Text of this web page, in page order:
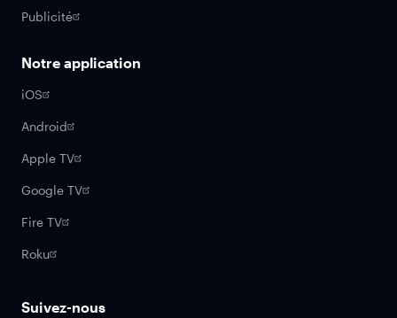
Publicité
Notre application
iOS
Android
Apple TV
Google TV
Fire TV
Roku
Suivez-nous